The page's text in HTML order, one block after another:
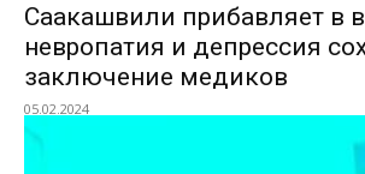
Саакашвили прибавляет в
невропатия и депрессия
заключение медиков
05.02.2024